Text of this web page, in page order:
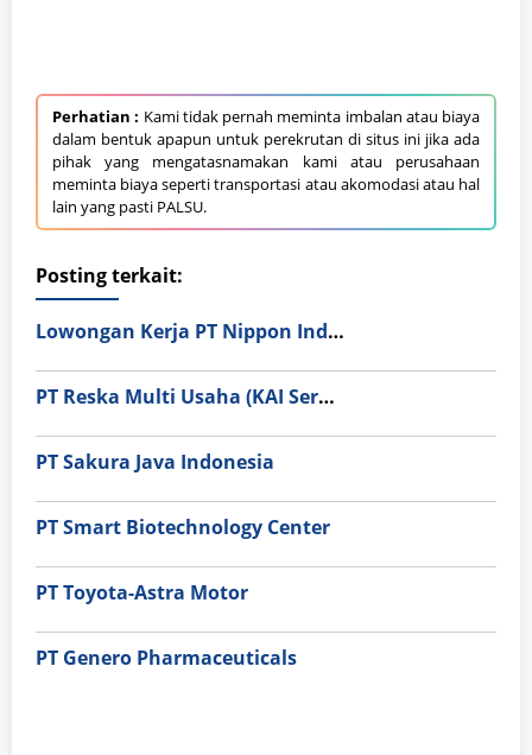
Perhatian : Kami tidak pernah meminta imbalan atau biaya
dalam bentuk apapun untuk perekrutan di situs ini jika ada
pihak yang mengatasnamakan kami atau perusahaan
meminta biaya seperti transportasi atau akomodasi atau hal
lain yang pasti PALSU.
Posting terkait:
Lowongan Kerja PT Nippon Indosari Corpindo Tbk. Bulan Agustus 2026
PT Reska Multi Usaha (KAI Services)
PT Sakura Java Indonesia
PT Smart Biotechnology Center
PT Toyota-Astra Motor
PT Genero Pharmaceuticals